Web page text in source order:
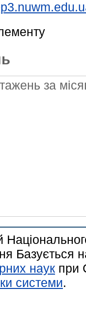
за
Базується
наук при
системи.